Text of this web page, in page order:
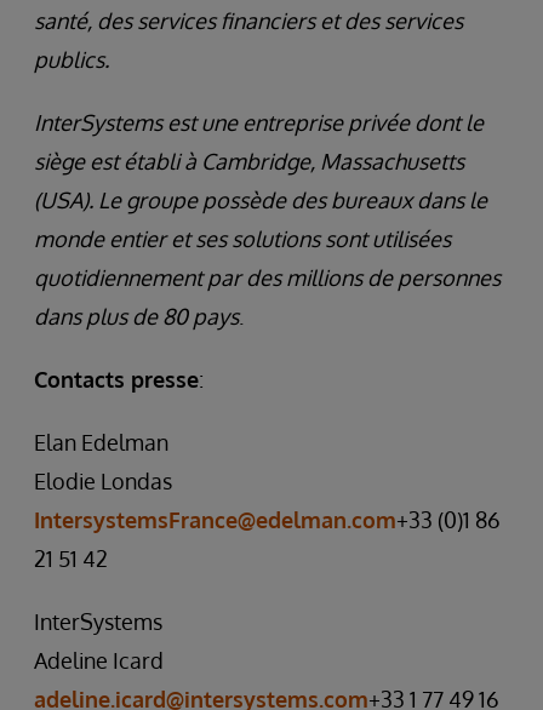
santé, des services financiers et des services
publics.
InterSystems est une entreprise privée dont le
siège est établi à Cambridge, Massachusetts
(USA). Le groupe possède des bureaux dans le
monde entier et ses solutions sont utilisées
quotidiennement par des millions de personnes
dans plus de 80 pays.
Contacts presse:
Elan Edelman
Elodie Londas
IntersystemsFrance@edelman.com+33 (0)1 86
21 51 42
InterSystems
Adeline Icard
adeline.icard@intersystems.com+33 1 77 49 16